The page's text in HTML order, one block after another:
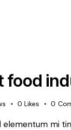
food
0 Likes 0
elementum mi